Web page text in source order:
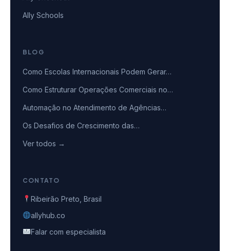
Ally Schools
BLOG
Como Escolas Internacionais Podem Gerar…
Como Estruturar Operações Comerciais no…
Automação no Atendimento de Agências…
Os Desafios de Crescimento das…
Ver todos →
CONTATO
Ribeirão Preto, Brasil
allyhub.co
Falar com especialista